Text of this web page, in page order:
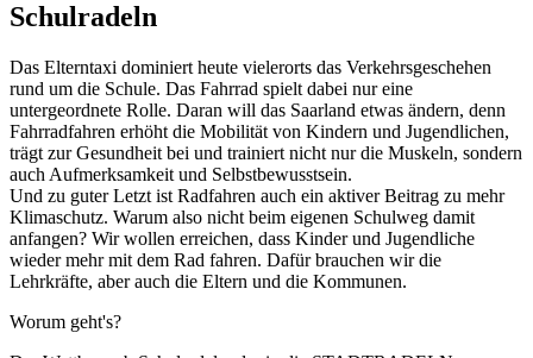
Schulradeln
Das Elterntaxi dominiert heute vielerorts das Verkehrsgeschehen
rund um die Schule. Das Fahrrad spielt dabei nur eine
untergeordnete Rolle. Daran will das Saarland etwas ändern, denn
Fahrradfahren erhöht die Mobilität von Kindern und Jugendlichen,
trägt zur Gesundheit bei und trainiert nicht nur die Muskeln, sondern
auch Aufmerksamkeit und Selbstbewusstsein.
Und zu guter Letzt ist Radfahren auch ein aktiver Beitrag zu mehr
Klimaschutz. Warum also nicht beim eigenen Schulweg damit
anfangen? Wir wollen erreichen, dass Kinder und Jugendliche
wieder mehr mit dem Rad fahren. Dafür brauchen wir die
Lehrkräfte, aber auch die Eltern und die Kommunen.
Worum geht's?